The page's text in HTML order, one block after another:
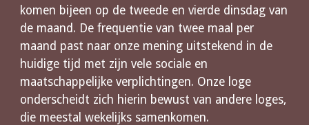
komen bijeen op de tweede en vierde dinsdag van
de maand. De frequentie van twee maal per
maand past naar onze mening uitstekend in de
huidige tijd met zijn vele sociale en
maatschappelijke verplichtingen. Onze loge
onderscheidt zich hierin bewust van andere loges,
die meestal wekelijks samenkomen.